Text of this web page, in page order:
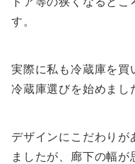
す。
実際に私も冷蔵庫を買
冷蔵庫選びを始めまし
デザインにこだわりが
ましたが、廊下の幅